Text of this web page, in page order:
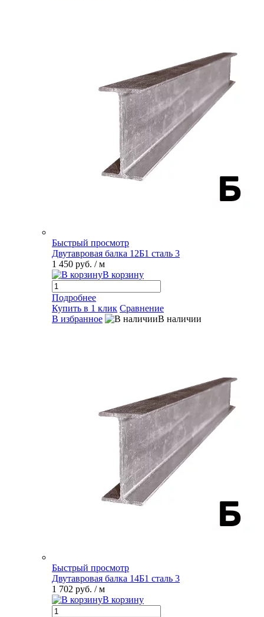
Быстрый просмотр
Двутавровая балка 12Б1 сталь 3
1 450 руб. / м
В корзину
Подробнее
Купить в 1 клик Сравнение
В избранное
В наличии
Быстрый просмотр
Двутавровая балка 14Б1 сталь 3
1 702 руб. / м
В корзину